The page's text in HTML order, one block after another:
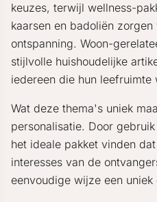
keuzes, terwijl wellness-
kaarsen en badoliën
ontspanning. Woon-
stijlvolle huishoudelijke
iedereen die hun leefruimte
Wat deze thema's uniek
personalisatie. Door
het ideale pakket vinden
interesses van de
eenvoudige wijze een